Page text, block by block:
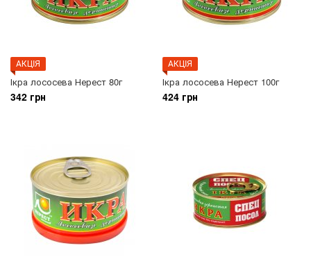
АКЦIЯ
Ікра лососева Нерест 80г
342 грн
АКЦIЯ
Ікра лососева Нерест 100г
424 грн